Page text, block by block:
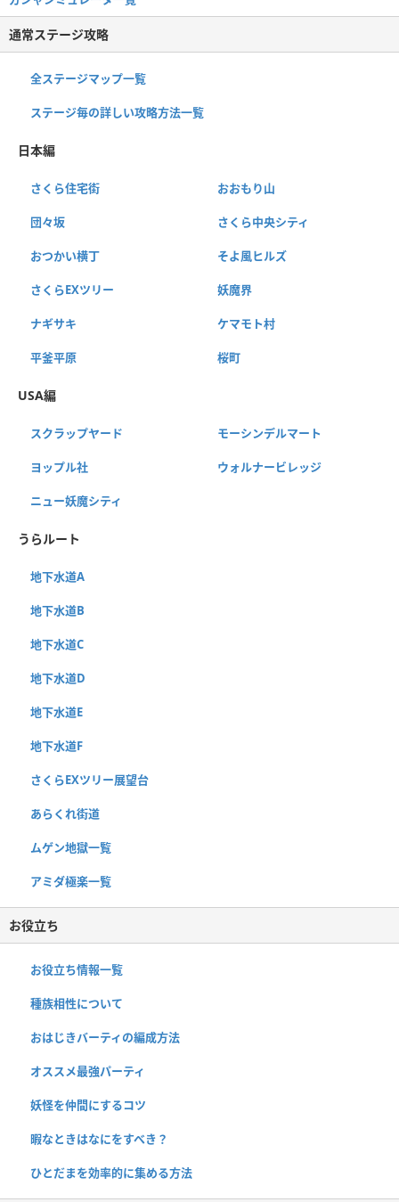
通常ステージ攻略
全ステージマップ一覧
ステージ毎の詳しい攻略方法一覧
日本編
さくら住宅街 おおもり山
団々坂 さくら中央シティ
おつかい横丁 そよ風ヒルズ
さくらEXツリー 妖魔界
ナギサキ ケマモト村
平釜平原 桜町
USA編
スクラップヤード モーシンデルマート
ヨップル社 ウォルナービレッジ
ニュー妖魔シティ
うらルート
地下水道A
地下水道B
地下水道C
地下水道D
地下水道E
地下水道F
さくらEXツリー展望台
あらくれ街道
ムゲン地獄一覧
アミダ極楽一覧
お役立ち
お役立ち情報一覧
種族相性について
おはじきバーティの編成方法
オススメ最強パーティ
妖怪を仲間にするコツ
暇なときはなにをすべき？
ひとだまを効率的に集める方法